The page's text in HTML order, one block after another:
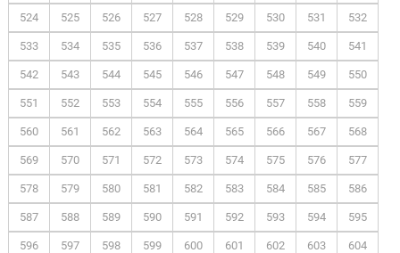
524 525 526 527 528 529 530 531 532
533 534 535 536 537 538 539 540 541
542 543 544 545 546 547 548 549 550
551 552 553 554 555 556 557 558 559
560 561 562 563 564 565 566 567 568
569 570 571 572 573 574 575 576 577
578 579 580 581 582 583 584 585 586
587 588 589 590 591 592 593 594 595
596 597 598 599 600 601 602 603 604